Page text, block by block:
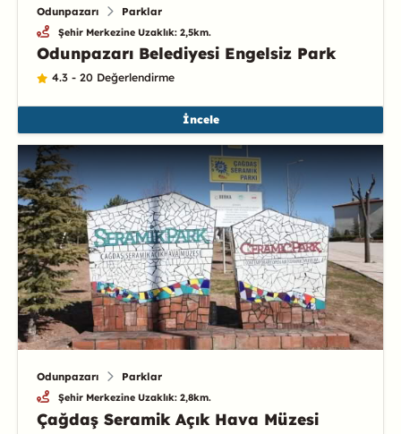
Odunpazarı Parklar
Şehir Merkezine Uzaklık: 2,5km.
Odunpazarı Belediyesi Engelsiz Park
4.3 - 20 Değerlendirme
İncele
Odunpazarı Parklar
Şehir Merkezine Uzaklık: 2,8km.
Çağdaş Seramik Açık Hava Müzesi